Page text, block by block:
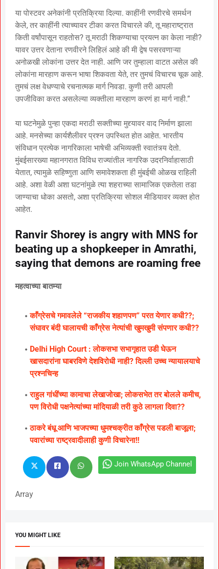
या पोस्टवर अनेकांनी प्रतिक्रिया दिल्या. काहींनी रणवीरचे समर्थन
केले, तर काहींनी त्याच्यावर टीका करत विचारले की, तू महाराष्ट्रात
किती वर्षांपासून राहतोस? तू मराठी शिकण्याचा प्रयत्न का केला नाही?
यावर उत्तर देताना रणवीरने लिहिलं आहे की मी द्वेष पसरवणाऱ्या
अनोळखी लोकांना उत्तर देत नाही. आणि जर तुम्हाला वाटत असेल की
लोकांना मारहाण करून भाषा शिकवता येते, तर तुमचं विचारच चूक आहे.
तुमचं लक्ष वेधण्याचे रचनात्मक मार्ग निवडा. कुणी तरी आपली
उपजीविका करत असलेल्या व्यक्तीला मारहाण करणं हा मार्ग नाही.”
या घटनेमुळे पुन्हा एकदा मराठी सक्तीच्या मुद्द्यावर वाद निर्माण झाला
आहे. मनसेच्या कार्यशैलीवर प्रश्न उपस्थित होत आहेत. भारतीय
संविधान प्रत्येक नागरिकाला भाषेची अभिव्यक्ती स्वातंत्र्य देतो.
मुंबईसारख्या महानगरात विविध राज्यांतील नागरिक उदरनिर्वाहासाठी
येतात, त्यामुळे सहिष्णुता आणि समावेशकता ही मुंबईची ओळख राहिली
आहे. अशा वेळी अशा घटनांमुळे त्या शहराच्या सामाजिक एकतेला तडा
जाण्याचा धोका असतो, अशा प्रतिक्रिया सोशल मीडियावर व्यक्त होत
आहेत.
Ranvir Shorey is angry with MNS for
beating up a shopkeeper in Amrathi,
saying that demons are roaming free
महत्वाच्या बातम्या
काँग्रेसचे गमावलेले “राजकीय शहाणपण” परत येणार कधी??;
संघावर बंदी घालायची काँग्रेस नेत्यांची खुमखुमी संपणार कधी??
Delhi High Court : लोकसभा सभागृहात उडी घेऊन
खासदारांना घाबरविणे देशविरोधी नाही? दिल्ली उच्च न्यायालयाचे
प्रश्नचिन्ह
राहुल गांधींच्या कामाचा लेखाजोखा; लोकसभेत तर बोलले कमीच,
पण विरोधी पक्षनेत्यांच्या मांदियाळी तरी कुठे लागला दिवा??
ठाकरे बंधू आणि भाजपच्या धुमश्चक्रीत काँग्रेस पडली बाजूला;
पवारांच्या राष्ट्रवादीलाही कुणी विचारेना!!
Join WhatsApp Channel
Array
YOU MIGHT LIKE